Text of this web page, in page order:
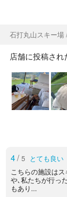
石打丸山スキー場
店舗に投稿され
4/ 5 とても良い
こちらの施設は
や､私たちが行っ
もあり...